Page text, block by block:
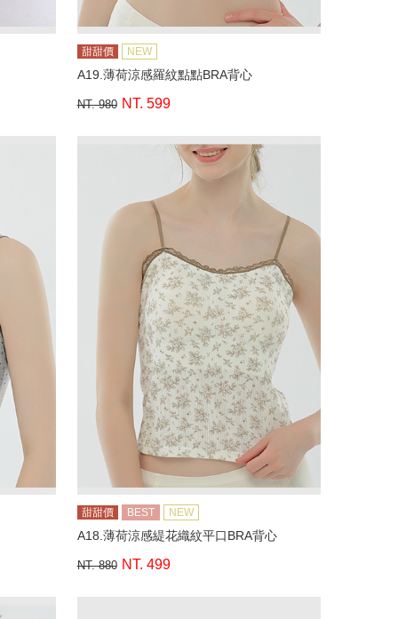
甜甜價 NEW
A19.薄荷涼感羅紋點點BRA背心
NT. 980 NT. 599
甜甜價 BEST NEW
A18.薄荷涼感緹花織紋平口BRA背心
NT. 880 NT. 499